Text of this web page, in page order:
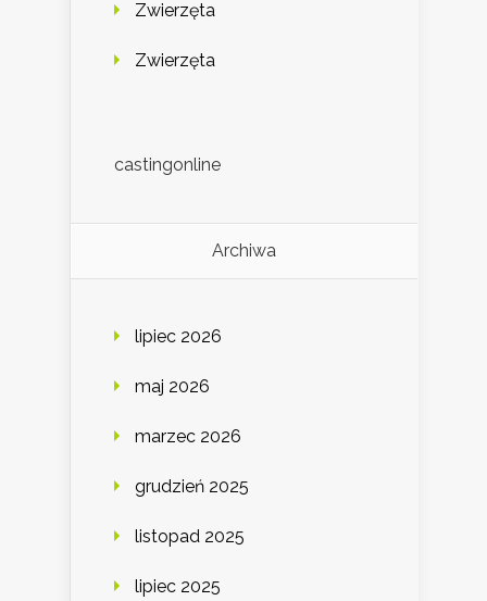
Zwierzęta
Zwierzęta
castingonline
Archiwa
lipiec 2026
maj 2026
marzec 2026
grudzień 2025
listopad 2025
lipiec 2025